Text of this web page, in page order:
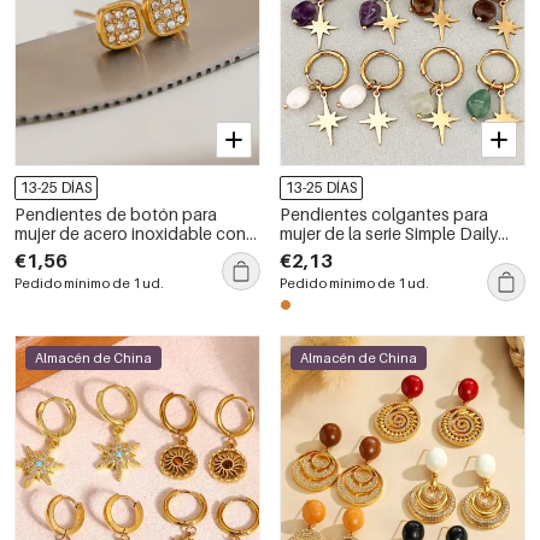
13-25 DÍAS
Pendientes de botón para
mujer de acero inoxidable con
circonita color oro, resistentes
al agua y con forma geométrica.
€1,56
Pedido mínimo de 1 ud.
13-25 DÍAS
Pendientes colgantes para
mujer de la serie Simple Daily
Beads Star, de acero
inoxidable, resistentes al agua,
color dorado y con piedras
naturales.
€2,13
Pedido mínimo de 1 ud.
Almacén de China Almacén de China